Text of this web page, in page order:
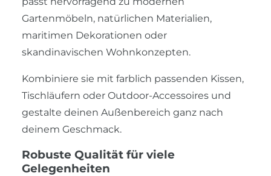
Gartenmöbeln, natürlichen Materialien,
maritimen Dekorationen oder
skandinavischen Wohnkonzepten.
Kombiniere sie mit farblich passenden Kissen,
Tischläufern oder Outdoor-Accessoires und
gestalte deinen Außenbereich ganz nach
deinem Geschmack.
Robuste Qualität für viele
Gelegenheiten